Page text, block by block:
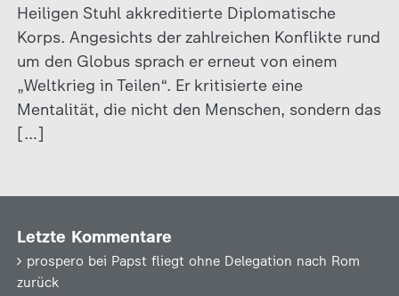
Heiligen Stuhl akkreditierte Diplomatische
Korps. Angesichts der zahlreichen Konflikte rund
um den Globus sprach er erneut von einem
„Weltkrieg in Teilen“. Er kritisierte eine
Mentalität, die nicht den Menschen, sondern das
[…]
Letzte Kommentare
prospero bei Papst fliegt ohne Delegation nach Rom
zurück